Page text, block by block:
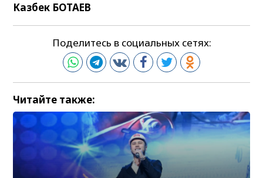
Казбек БОТАЕВ
Поделитесь в социальных сетях:
Читайте также: